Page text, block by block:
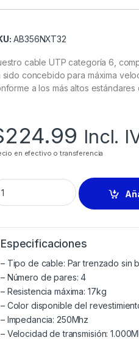
AB356NXT32
cable UTP categoría 6,
sido concebido para máxima
a los más altos
224.99 Incl.
en efectivo o transferencia
Especificaciones
– Tipo de cable: Par trenzado sin
– Número de pares: 4
– Resistencia máxima: 17kg
– Color disponible del
– Impedancia: 250Mhz
– Velocidad de transmisión: